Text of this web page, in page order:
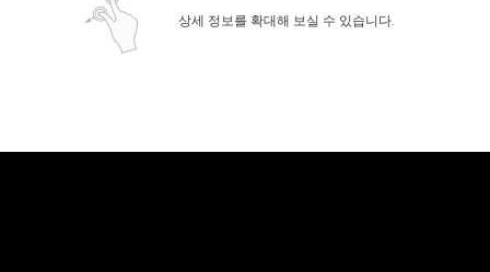
상세 정보를 확대해 보실 수 있습니다.